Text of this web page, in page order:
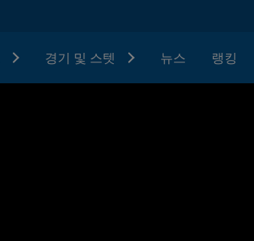
경기 및 스텟 뉴스 랭킹